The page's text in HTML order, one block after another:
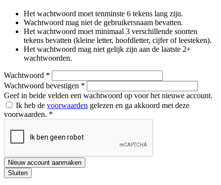
Het wachtwoord moet tenminste 6 tekens lang zijn.
Wachtwoord mag niet de gebruikersnaam bevatten.
Het wachtwoord moet minimaal 3 verschillende soorten
tekens bevatten (kleine letter, hoofdletter, cijfer of leesteken).
Het wachtwoord mag niet gelijk zijn aan de laatste 2+
wachtwoorden.
Wachtwoord *
Wachtwoord bevestigen *
Geef in beide velden een wachtwoord op voor het nieuwe account.
Ik heb de voorwaarden gelezen en ga akkoord met deze
voorwaarden. *
Nieuw account aanmaken
Sluiten